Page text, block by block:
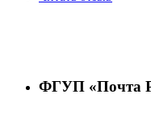
ФГУП «Почта